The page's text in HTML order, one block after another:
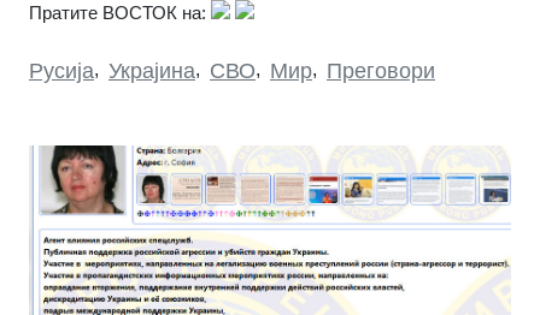
Пратите ВОСТОК на:
Русија, Украјина, СВО, Мир, Преговори